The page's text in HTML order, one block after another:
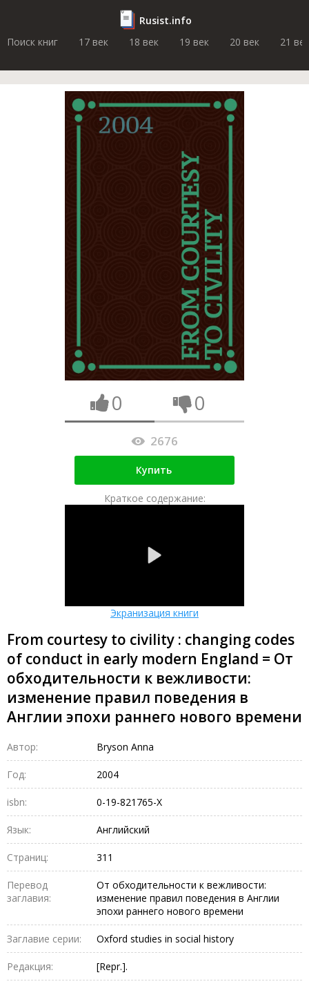
Rusist.info
Поиск книг
17 век 18 век 19 век 20 век 21 век
0 0
2676
Купить
Краткое содержание:
Экранизация книги
From courtesy to civility : changing codes
of conduct in early modern England = От
обходительности к вежливости:
изменение правил поведения в
Англии эпохи раннего нового времени
Автор: Bryson Anna
Год: 2004
isbn: 0-19-821765-X
Язык: Английский
Страниц: 311
Перевод
заглавия:
От обходительности к вежливости:
изменение правил поведения в Англии
эпохи раннего нового времени
Заглавие серии: Oxford studies in social history
Редакция: [Repr.].